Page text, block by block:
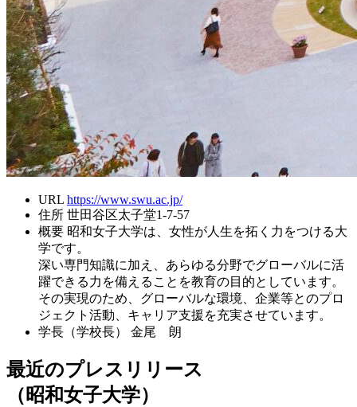
URL https://www.swu.ac.jp/
住所 世田谷区太子堂1-7-57
概要 昭和女子大学は、女性が人生を拓く力をつける大
学です。
深い専門知識に加え、あらゆる分野でグローバルに活
躍できる力を備えることを教育の目的としています。
その実現のため、グローバルな環境、企業等とのプロ
ジェクト活動、キャリア支援を充実させています。
学長（学校長）
金尾 朗
最近のプレスリリース
（昭和女子大学）